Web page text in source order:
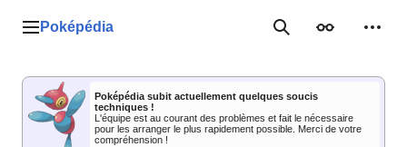
Menu principal
Poképédia RechercherApparence
Poképédia subit actuellement quelques soucis
techniques !
L'équipe est au courant des problèmes et fait le nécessaire
pour les arranger le plus rapidement possible. Merci de votre
compréhension !